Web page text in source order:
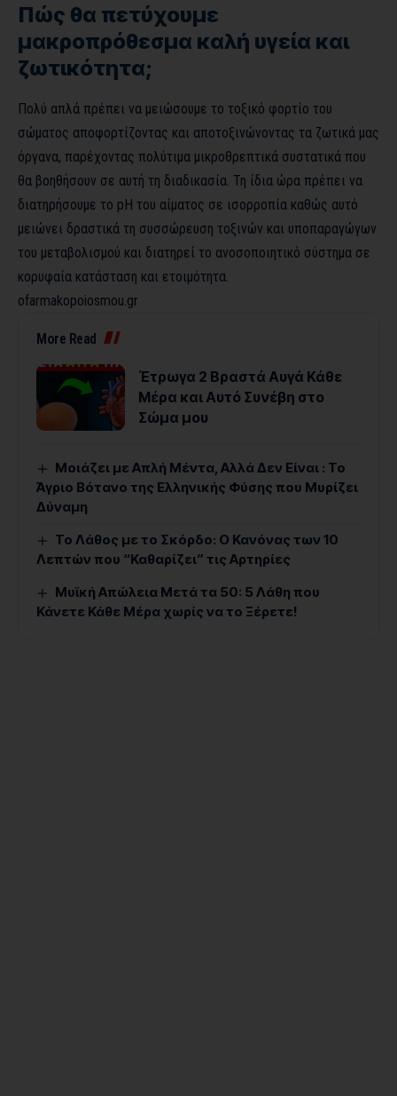
Πώς θα πετύχουμε
μακροπρόθεσμα καλή υγεία και
ζωτικότητα;
Πολύ απλά πρέπει να μειώσουμε το τοξικό φορτίο του
σώματος αποφορτίζοντας και αποτοξινώνοντας τα ζωτικά μας
όργανα, παρέχοντας πολύτιμα μικροθρεπτικά συστατικά που
θα βοηθήσουν σε αυτή τη διαδικασία. Τη ίδια ώρα πρέπει να
διατηρήσουμε το pH του αίματος σε ισορροπία καθώς αυτό
μειώνει δραστικά τη συσσώρευση τοξινών και υποπαραγώγων
του μεταβολισμού και διατηρεί το ανοσοποιητικό σύστημα σε
κορυφαία κατάσταση και ετοιμότητα.
ofarmakopoiosmou.gr
More Read
Έτρωγα 2 Βραστά Αυγά Κάθε
Μέρα και Αυτό Συνέβη στο
Σώμα μου
Μοιάζει με Απλή Μέντα, Αλλά Δεν Είναι : Το
Άγριο Βότανο της Ελληνικής Φύσης που Μυρίζει
Δύναμη
Το Λάθος με το Σκόρδο: Ο Κανόνας των 10
Λεπτών που “Καθαρίζει” τις Αρτηρίες
Μυϊκή Απώλεια Μετά τα 50: 5 Λάθη που
Κάνετε Κάθε Μέρα χωρίς να το Ξέρετε!